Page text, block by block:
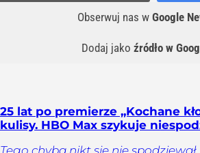
Obserwuj nas w Google
Dodaj jako źródło w
25 lat po premierze „Kochane
kulisy. HBO Max szykuje